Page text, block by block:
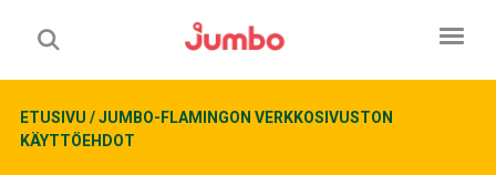
ETUSIVU /JUMBO-FLAMINGON VERKKOSIVUSTON
KÄYTTÖEHDOT